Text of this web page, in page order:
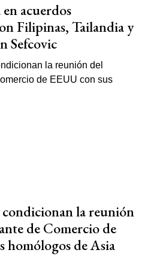
acuerdos
Filipinas, Tailandia y
Sefcovic
condicionan la reunión
de Comercio de
homólogos de Asia